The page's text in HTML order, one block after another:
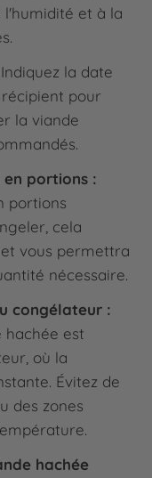
l'humidité et à la
Indiquez la date
pour
la viande
portions :
portions
cela
vous permettra
nécessaire.
congélateur :
hachée est
où la
Évitez de
des zones
hachée